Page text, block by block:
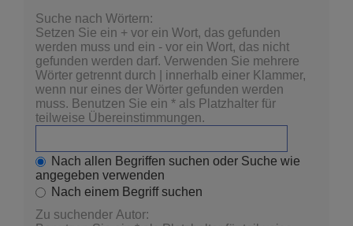
Suche nach Wörtern:
Setzen Sie ein + vor ein Wort, das gefunden
werden muss und ein - vor ein Wort, das nicht
gefunden werden darf. Verwenden Sie mehrere
Wörter getrennt durch
innerhalb einer Klammer,
wenn nur eines der Wörter gefunden werden
muss. Benutzen Sie ein * als Platzhalter für
teilweise Übereinstimmungen.
Nach allen Begriffen suchen oder Suche wie
angegeben verwenden
Nach einem Begriff suchen
Zu suchender Autor: